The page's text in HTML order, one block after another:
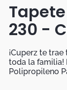
230 -
¡Cuperz te
toda la familia!
Polipropileno
Duvet
Botas